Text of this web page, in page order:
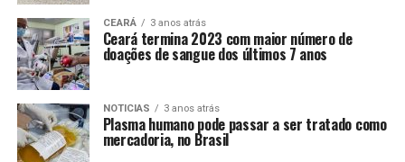
CEARÁ 3 anos atrás
Ceará termina 2023 com maior número de
doações de sangue dos últimos 7 anos
NOTICIAS 3 anos atrás
Plasma humano pode passar a ser tratado como
mercadoria, no Brasil